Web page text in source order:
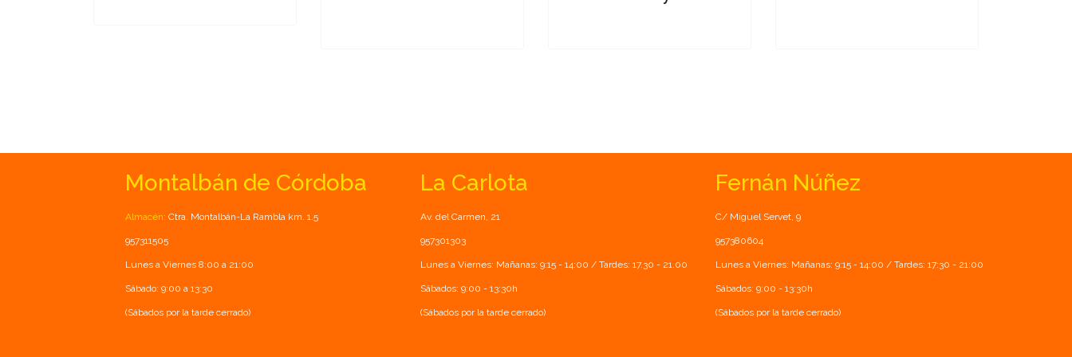
Montalbán de Córdoba
Almacén: Ctra. Montalbán-La Rambla km. 1.5
957311505
Lunes a Viernes 8:00 a 21:00
Sábado: 9:00 a 13:30
(Sábados por la tarde cerrado)
La Carlota
Av. del Carmen, 21
957301303
Lunes a Viernes: Mañanas: 9:15 - 14:00 / Tardes: 17.30 - 21.00
Sábados: 9:00 - 13:30h
(Sábados por la tarde cerrado)
Fernán Núñez
C/ Miguel Servet, 9
957380604
Lunes a Viernes: Mañanas: 9:15 - 14:00 / Tardes: 17:30 - 21:00
Sábados: 9:00 - 13:30h
(Sábados por la tarde cerrado)